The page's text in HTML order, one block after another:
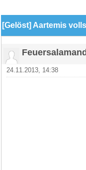
[Gelöst] Aartemis
24.11.2013, 14:38